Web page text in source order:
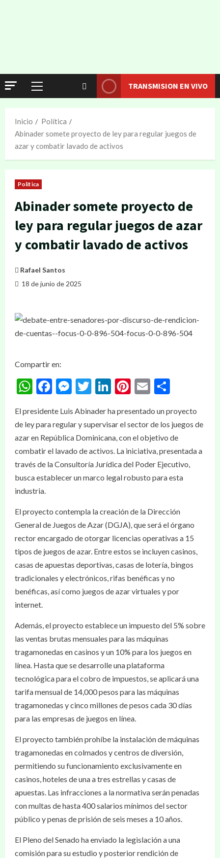
TRANSMISION EN VIVO
Inicio
Política
Abinader somete proyecto de ley para regular juegos de
azar y combatir lavado de activos
Política
Abinader somete proyecto de
ley para regular juegos de azar
y combatir lavado de activos
Rafael Santos
18 de junio de 2025
Compartir en:
WhatsApp
Facebook
Messenger
Twitter
LinkedIn
Pinterest
Email
El presidente Luis Abinader ha presentado un proyecto
de ley para regular y supervisar el sector de los juegos de
azar en República Dominicana, con el objetivo de
combatir el lavado de activos. La iniciativa, presentada a
través de la Consultoría Jurídica del Poder Ejecutivo,
busca establecer un marco legal robusto para esta
industria.
El proyecto contempla la creación de la Dirección
General de Juegos de Azar (DGJA), que será el órgano
rector encargado de otorgar licencias operativas a 15
tipos de juegos de azar. Entre estos se incluyen casinos,
casas de apuestas deportivas, casas de lotería, bingos
tradicionales y electrónicos, rifas benéficas y no
benéficas, así como juegos de azar virtuales y por
internet.
Además, el proyecto establece un impuesto del 5% sobre
las ventas brutas mensuales para las máquinas
tragamonedas en casinos y un 10% para los juegos en
línea. Hasta que se desarrolle una plataforma
tecnológica para el cobro de impuestos, se aplicará una
tarifa mensual de 14,000 pesos para las máquinas
tragamonedas y cinco millones de pesos cada 30 días
para las empresas de juegos en línea.
El proyecto también prohíbe la instalación de máquinas
tragamonedas en colmados y centros de diversión,
permitiendo su funcionamiento exclusivamente en
casinos, hoteles de una a tres estrellas y casas de
apuestas. Las infracciones a la normativa serán penadas
con multas de hasta 400 salarios mínimos del sector
público y penas de prisión de seis meses a 10 años.
El Pleno del Senado ha enviado la legislación a una
comisión para su estudio y posterior rendición de